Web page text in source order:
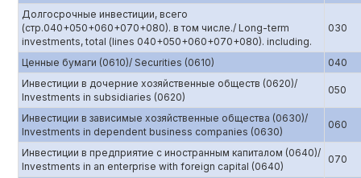
Долгосрочные инвестиции, всего
(стр.040+050+060+070+080). в том числе./ Long-term
investments, total (lines 040+050+060+070+080). including.
030
Ценные бумаги (0610)/ Securities (0610)
040
Инвестиции в дочерние хозяйственные обществ (0620)/
Investments in subsidiaries (0620)
050
Инвестиции в зависимые хозяйственные общества (0630)/
Investments in dependent business companies (0630)
060
Инвестиции в предприятие с иностранным капиталом (0640)/
Investments in an enterprise with foreign capital (0640)
070